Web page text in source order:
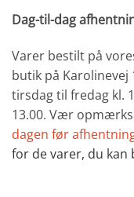
Dag-til-dag
Varer bestilt på
butik på Karolinevej
tirsdag til fredag kl.
13.00. Vær
dagen før
for de varer, du kan